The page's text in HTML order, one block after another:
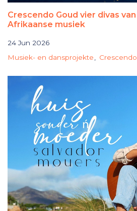
Crescendo Goud vier divas van
Afrikaanse musiek
24 Jun 2026
Musiek- en dansprojekte
Crescendo